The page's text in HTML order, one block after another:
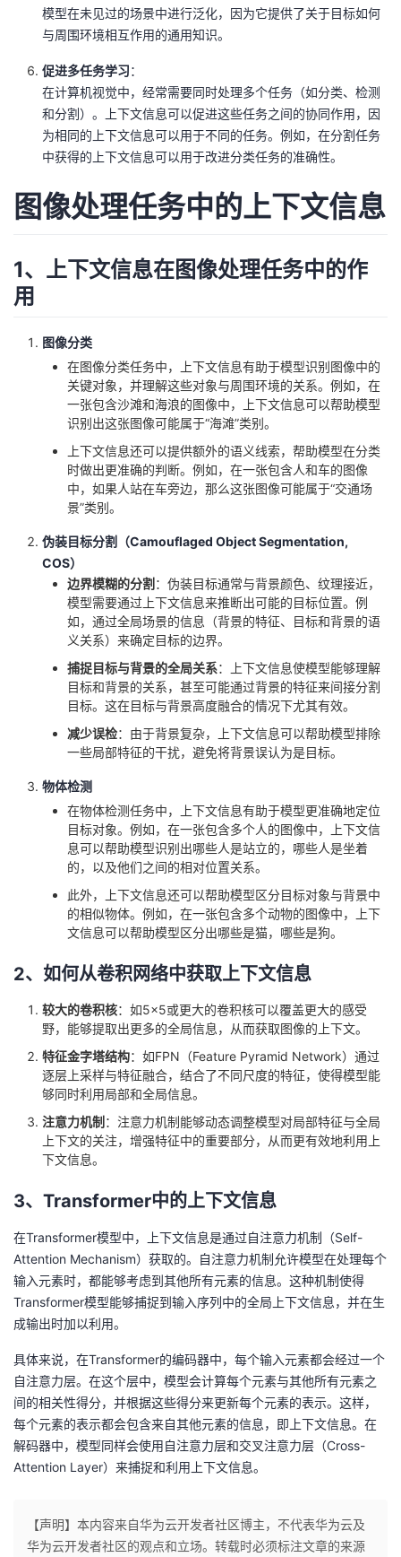
模型在未见过的场景中进行泛化，因为它提供了关于目标如何
与周围环境相互作用的通用知识。
促进多任务学习：
在计算机视觉中，经常需要同时处理多个任务（如分类、检测
和分割）。上下文信息可以促进这些任务之间的协同作用，因
为相同的上下文信息可以用于不同的任务。例如，在分割任务
中获得的上下文信息可以用于改进分类任务的准确性。
图像处理任务中的上下文信息
1、上下文信息在图像处理任务中的作
用
图像分类
在图像分类任务中，上下文信息有助于模型识别图像中的
关键对象，并理解这些对象与周围环境的关系。例如，在
一张包含沙滩和海浪的图像中，上下文信息可以帮助模型
识别出这张图像可能属于“海滩”类别。
上下文信息还可以提供额外的语义线索，帮助模型在分类
时做出更准确的判断。例如，在一张包含人和车的图像
中，如果人站在车旁边，那么这张图像可能属于“交通场
景”类别。
伪装目标分割（Camouflaged Object Segmentation,
COS）
边界模糊的分割 ：伪装目标通常与背景颜色、纹理接近，
模型需要通过上下文信息来推断出可能的目标位置。例
如，通过全局场景的信息（背景的特征、目标和背景的语
义关系）来确定目标的边界。
捕捉目标与背景的全局关系：上下文信息使模型能够理解
目标和背景的关系，甚至可能通过背景的特征来间接分割
目标。这在目标与背景高度融合的情况下尤其有效。
减少误检：由于背景复杂，上下文信息可以帮助模型排除
一些局部特征的干扰，避免将背景误认为是目标。
物体检测
在物体检测任务中，上下文信息有助于模型更准确地定位
目标对象。例如，在一张包含多个人的图像中，上下文信
息可以帮助模型识别出哪些人是站立的，哪些人是坐着
的，以及他们之间的相对位置关系。
此外，上下文信息还可以帮助模型区分目标对象与背景中
的相似物体。例如，在一张包含多个动物的图像中，上下
文信息可以帮助模型区分出哪些是猫，哪些是狗。
2、如何从卷积网络中获取上下文信息
较大的卷积核：如5×5或更大的卷积核可以覆盖更大的感受
野，能够提取出更多的全局信息，从而获取图像的上下文。
特征金字塔结构：如FPN（Feature Pyramid Network）通过
逐层上采样与特征融合，结合了不同尺度的特征，使得模型能
够同时利用局部和全局信息。
注意力机制 ：注意力机制能够动态调整模型对局部特征与全局
上下文的关注，增强特征中的重要部分，从而更有效地利用上
下文信息。
3、Transformer中的上下文信息
在Transformer模型中，上下文信息是通过自注意力机制（Self-
Attention Mechanism）获取的。自注意力机制允许模型在处理每个
输入元素时，都能够考虑到其他所有元素的信息。这种机制使得
Transformer模型能够捕捉到输入序列中的全局上下文信息，并在生
成输出时加以利用。
具体来说，在Transformer的编码器中，每个输入元素都会经过一个
自注意力层。在这个层中，模型会计算每个元素与其他所有元素之
间的相关性得分，并根据这些得分来更新每个元素的表示。这样，
每个元素的表示都会包含来自其他元素的信息，即上下文信息。在
解码器中，模型同样会使用自注意力层和交叉注意力层（Cross-
Attention Layer）来捕捉和利用上下文信息。
【声明】本内容来自华为云开发者社区博主，不代表华为云及
华为云开发者社区的观点和立场。转载时必须标注文章的来源